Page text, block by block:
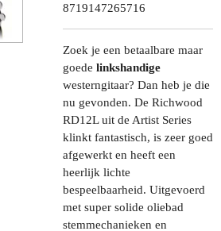
8719147265716
Zoek je een betaalbare maar
goede linkshandige
westerngitaar? Dan heb je die
nu gevonden. De Richwood
RD12L uit de Artist Series
klinkt fantastisch, is zeer goed
afgewerkt en heeft een
heerlijk lichte
bespeelbaarheid. Uitgevoerd
met super solide oliebad
stemmechanieken en